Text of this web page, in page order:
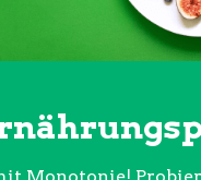
Monotonie!